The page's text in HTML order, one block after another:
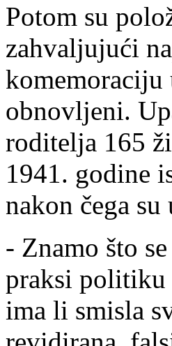
Potom su
zahvaljujući
obnovljeni.
roditelja 165
1941. godine
nakon čega
- Znamo što
praksi politiku
ima li smisla